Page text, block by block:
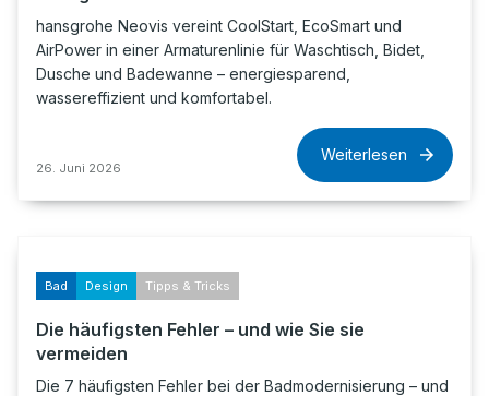
hansgrohe Neovis vereint CoolStart, EcoSmart und
AirPower in einer Armaturenlinie für Waschtisch, Bidet,
Dusche und Badewanne – energiesparend,
wassereffizient und komfortabel.
26. Juni 2026
Weiterlesen
Bad Design Tipps & Tricks
Die häufigsten Fehler – und wie Sie sie
vermeiden
Die 7 häufigsten Fehler bei der Badmodernisierung – und